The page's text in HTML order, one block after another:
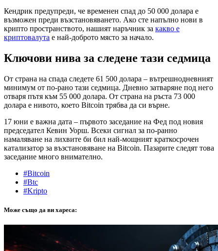
Кендрик предупреди, че временен спад до 50 000 долара е
възможен преди възстановяването. Ако сте напълно нови в
крипто пространството, нашият наръчник за какво е
криптовалута е най-доброто място за начало.
Ключови нива за следене тази седмица
От страна на спада следете 61 500 долара – вътрешнодневният
минимум от по-рано тази седмица. Дневно затваряне под него
отваря пътя към 55 000 долара. От страна на ръста 73 000
долара е нивото, което Bitcoin трябва да си върне.
17 юни е важна дата – първото заседание на Фед под новия
председател Кевин Уорш. Всеки сигнал за по-ранно
намаляване на лихвите би бил най-мощният краткосрочен
катализатор за възстановяване на Bitcoin. Пазарите следят това
заседание много внимателно.
#Bitcoin
#Btc
#Kripto
Може също да ви хареса: